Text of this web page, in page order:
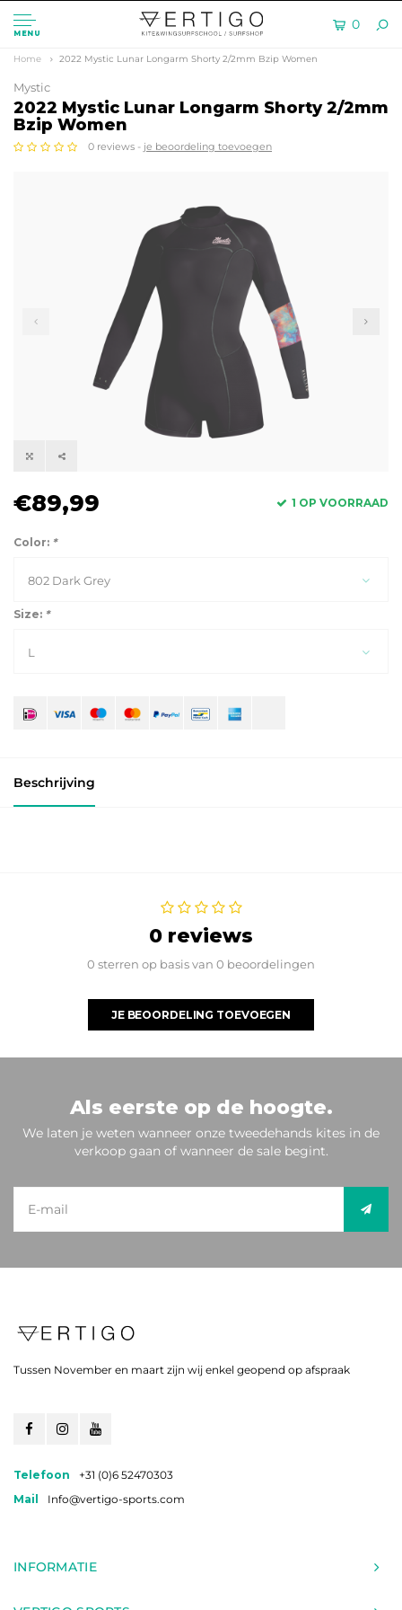
MENU
0
Home 2022 Mystic Lunar Longarm Shorty 2/2mm Bzip Women
Mystic
2022 Mystic Lunar Longarm Shorty 2/2mm
Bzip Women
0 reviews - je beoordeling toevoegen
€89,99 1 OP VOORRAAD
Color: *
802 Dark Grey
Size: *
L
Beschrijving
0 reviews
0 sterren op basis van 0 beoordelingen
JE BEOORDELING TOEVOEGEN
Als eerste op de hoogte.
We laten je weten wanneer onze tweedehands kites in de
verkoop gaan of wanneer de sale begint.
Tussen November en maart zijn wij enkel geopend op afspraak
Telefoon
+31 (0)6 52470303
Mail
Info@vertigo-sports.com
INFORMATIE